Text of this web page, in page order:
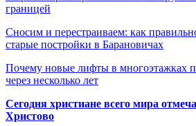
границей
Сносим и перестраиваем: как
старые постройки в Барановичах
Почему новые лифты в многоэтажках
через несколько лет
Сегодня христиане всего мира
Христово